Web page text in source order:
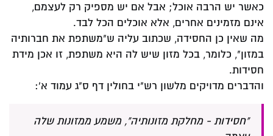
כאשר יש הרבה אוכל; אבל אם יש מספיק רק לעצמם,
אינם מזמינים אחרים, אלא אוכלים הכל לבד.
מה שאין כן החסידה, שכתוב עליה ש"משתפת את חברותיה
במזון", כלומר, בכל מזון שיש לה היא משתפת, זו אכן מידת
חסידות.
והדברים מדויקים מלשון רש"י בחולין דף ס"ג עמוד א':
"חסידות - מחלקת מזונותיה", משמע ממזונות שלה